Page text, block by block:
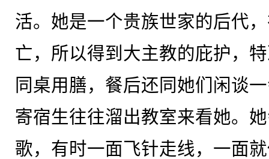
活。她是一个贵族世家的后代
亡，所以得到大主教的庇护，
同桌用膳，餐后还同她们闲谈
寄宿生往往溜出教室来看她。
歌，有时一面飞针走线，一面